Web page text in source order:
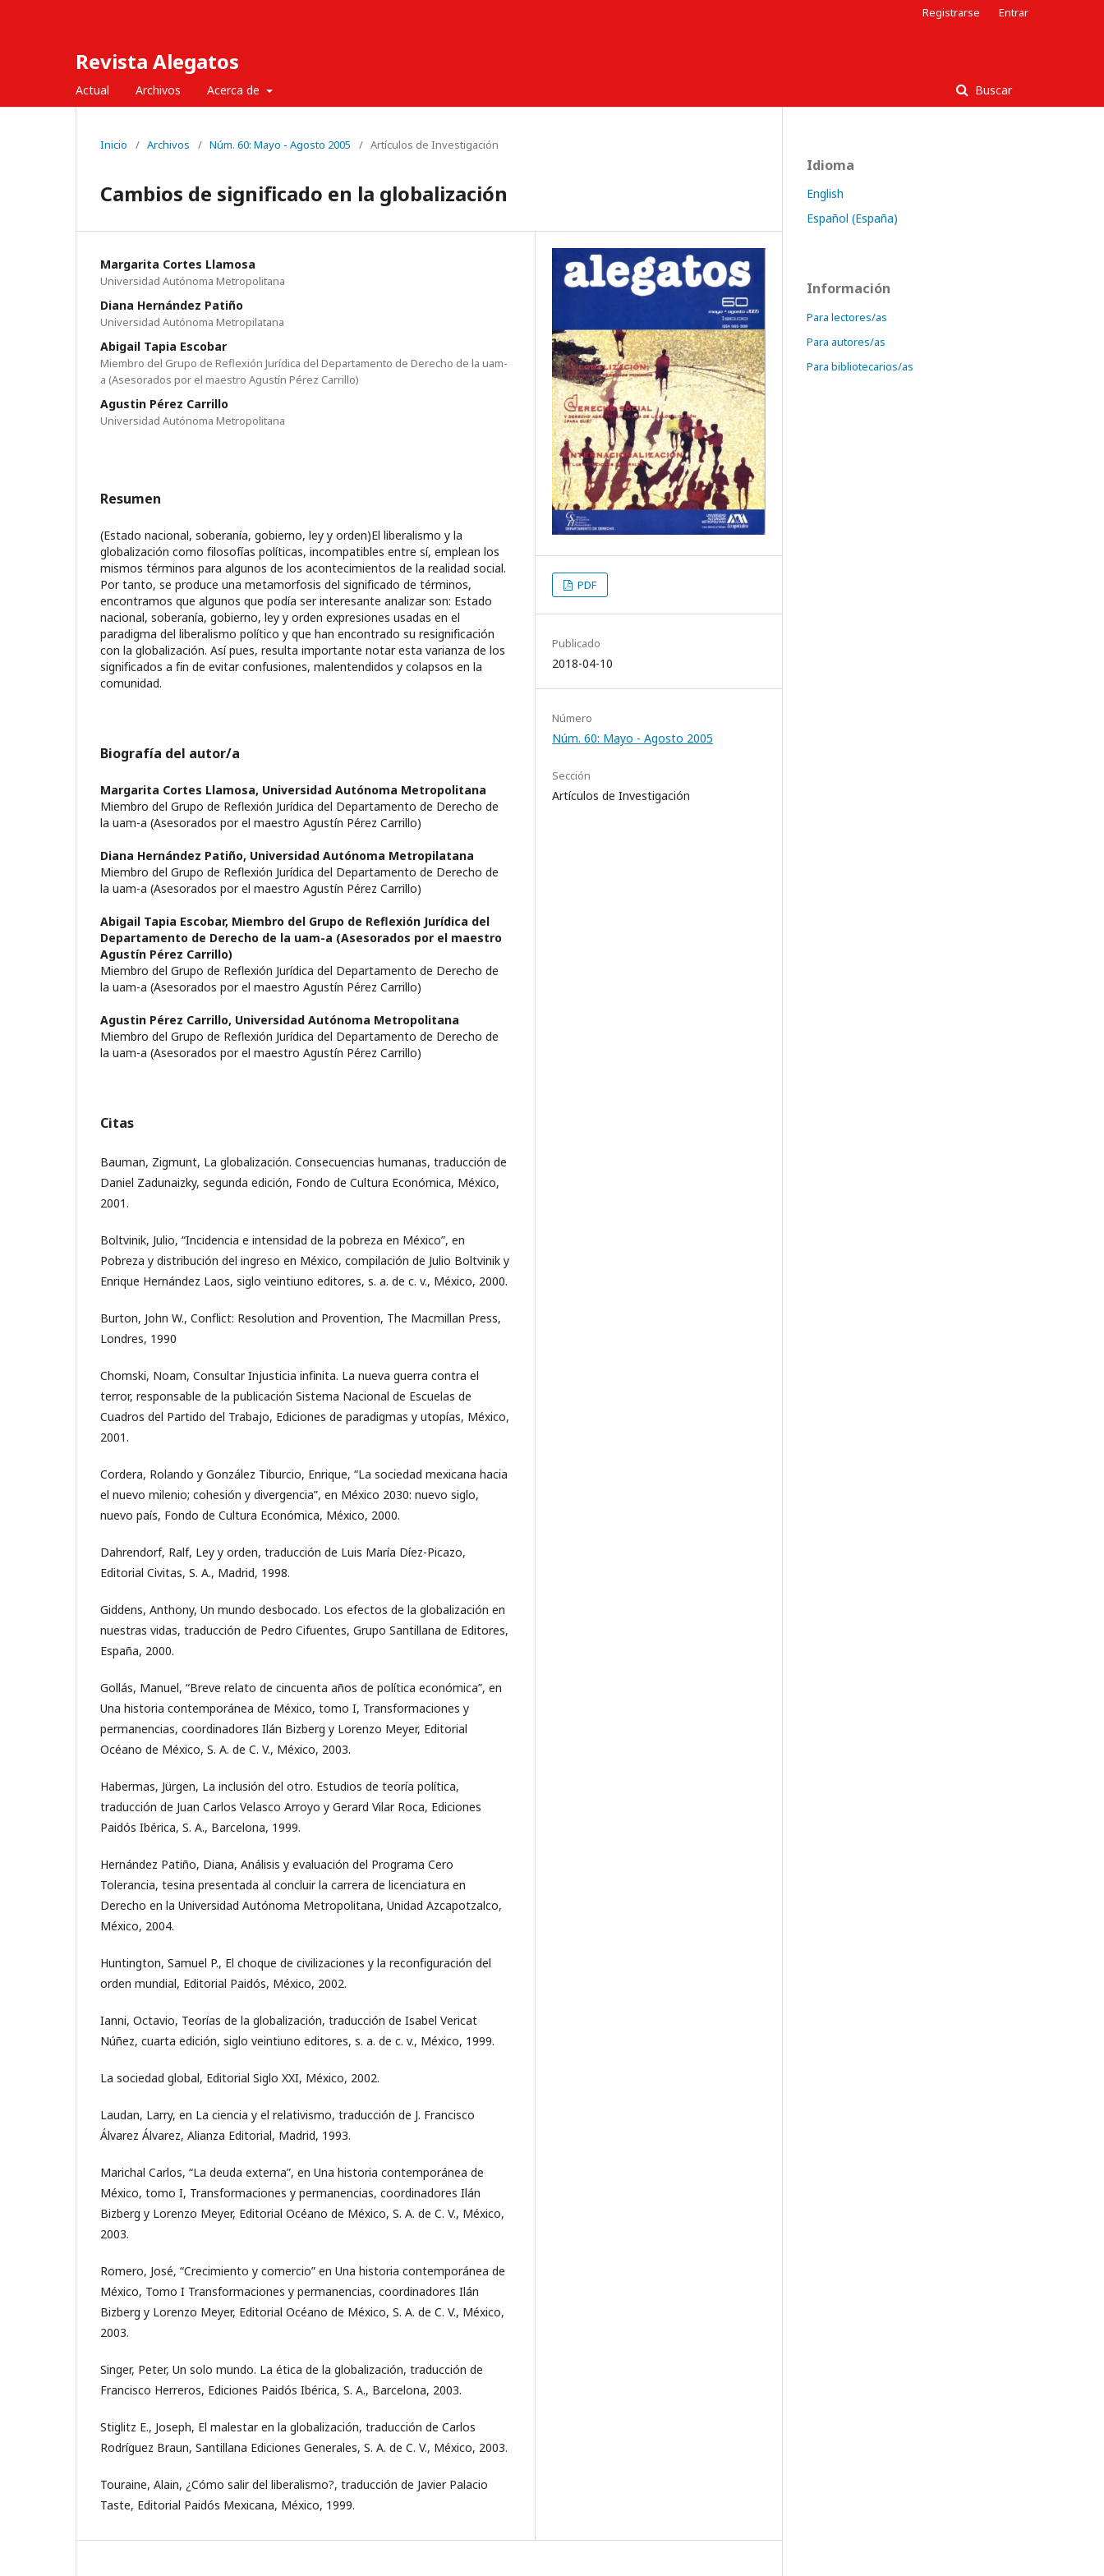
Revista Alegatos
Actual Archivos Acerca de Buscar
Registrarse Entrar
Inicio / Archivos / Núm. 60: Mayo - Agosto 2005 / Artículos de Investigación
Cambios de significado en la globalización
Margarita Cortes Llamosa
Universidad Autónoma Metropolitana
Diana Hernández Patiño
Universidad Autónoma Metropilatana
Abigail Tapia Escobar
Miembro del Grupo de Reflexión Jurídica del Departamento de Derecho de la uam-
a (Asesorados por el maestro Agustín Pérez Carrillo)
Agustin Pérez Carrillo
Universidad Autónoma Metropolitana
Resumen
(Estado nacional, soberanía, gobierno, ley y orden)El liberalismo y la
globalización como ﬁlosofías políticas, incompatibles entre sí, emplean los
mismos términos para algunos de los acontecimientos de la realidad social.
Por tanto, se produce una metamorfosis del signiﬁcado de términos,
encontramos que algunos que podía ser interesante analizar son: Estado
nacional, soberanía, gobierno, ley y orden expresiones usadas en el
paradigma del liberalismo político y que han encontrado su resigniﬁcación
con la globalización. Así pues, resulta importante notar esta varianza de los
signiﬁcados a ﬁn de evitar confusiones, malentendidos y colapsos en la
comunidad.
Biografía del autor/a
Margarita Cortes Llamosa, Universidad Autónoma Metropolitana
Miembro del Grupo de Reflexión Jurídica del Departamento de Derecho de
la uam-a (Asesorados por el maestro Agustín Pérez Carrillo)
Diana Hernández Patiño, Universidad Autónoma Metropilatana
Miembro del Grupo de Reflexión Jurídica del Departamento de Derecho de
la uam-a (Asesorados por el maestro Agustín Pérez Carrillo)
Abigail Tapia Escobar, Miembro del Grupo de Reflexión Jurídica del
Departamento de Derecho de la uam-a (Asesorados por el maestro
Agustín Pérez Carrillo)
Miembro del Grupo de Reflexión Jurídica del Departamento de Derecho de
la uam-a (Asesorados por el maestro Agustín Pérez Carrillo)
Agustin Pérez Carrillo, Universidad Autónoma Metropolitana
Miembro del Grupo de Reflexión Jurídica del Departamento de Derecho de
la uam-a (Asesorados por el maestro Agustín Pérez Carrillo)
Citas
Bauman, Zigmunt, La globalización. Consecuencias humanas, traducción de
Daniel Zadunaizky, segunda edición, Fondo de Cultura Económica, México,
2001.
Boltvinik, Julio, “Incidencia e intensidad de la pobreza en México”, en
Pobreza y distribución del ingreso en México, compilación de Julio Boltvinik y
Enrique Hernández Laos, siglo veintiuno editores, s. a. de c. v., México, 2000.
Burton, John W., Conﬂict: Resolution and Provention, The Macmillan Press,
Londres, 1990
Chomski, Noam, Consultar Injusticia inﬁnita. La nueva guerra contra el
terror, responsable de la publicación Sistema Nacional de Escuelas de
Cuadros del Partido del Trabajo, Ediciones de paradigmas y utopías, México,
2001.
Cordera, Rolando y González Tiburcio, Enrique, “La sociedad mexicana hacia
el nuevo milenio; cohesión y divergencia”, en México 2030: nuevo siglo,
nuevo país, Fondo de Cultura Económica, México, 2000.
Dahrendorf, Ralf, Ley y orden, traducción de Luis María Díez-Picazo,
Editorial Civitas, S. A., Madrid, 1998.
Giddens, Anthony, Un mundo desbocado. Los efectos de la globalización en
nuestras vidas, traducción de Pedro Cifuentes, Grupo Santillana de Editores,
España, 2000.
Gollás, Manuel, “Breve relato de cincuenta años de política económica”, en
Una historia contemporánea de México, tomo I, Transformaciones y
permanencias, coordinadores Ilán Bizberg y Lorenzo Meyer, Editorial
Océano de México, S. A. de C. V., México, 2003.
Habermas, Jürgen, La inclusión del otro. Estudios de teoría política,
traducción de Juan Carlos Velasco Arroyo y Gerard Vilar Roca, Ediciones
Paidós Ibérica, S. A., Barcelona, 1999.
Hernández Patiño, Diana, Análisis y evaluación del Programa Cero
Tolerancia, tesina presentada al concluir la carrera de licenciatura en
Derecho en la Universidad Autónoma Metropolitana, Unidad Azcapotzalco,
México, 2004.
Huntington, Samuel P., El choque de civilizaciones y la reconﬁguración del
orden mundial, Editorial Paidós, México, 2002.
Ianni, Octavio, Teorías de la globalización, traducción de Isabel Vericat
Núñez, cuarta edición, siglo veintiuno editores, s. a. de c. v., México, 1999.
La sociedad global, Editorial Siglo XXI, México, 2002.
Laudan, Larry, en La ciencia y el relativismo, traducción de J. Francisco
Álvarez Álvarez, Alianza Editorial, Madrid, 1993.
Marichal Carlos, “La deuda externa”, en Una historia contemporánea de
México, tomo I, Transformaciones y permanencias, coordinadores Ilán
Bizberg y Lorenzo Meyer, Editorial Océano de México, S. A. de C. V., México,
2003.
Romero, José, “Crecimiento y comercio” en Una historia contemporánea de
México, Tomo I Transformaciones y permanencias, coordinadores Ilán
Bizberg y Lorenzo Meyer, Editorial Océano de México, S. A. de C. V., México,
2003.
Singer, Peter, Un solo mundo. La ética de la globalización, traducción de
Francisco Herreros, Ediciones Paidós Ibérica, S. A., Barcelona, 2003.
Stiglitz E., Joseph, El malestar en la globalización, traducción de Carlos
Rodríguez Braun, Santillana Ediciones Generales, S. A. de C. V., México, 2003.
Touraine, Alain, ¿Cómo salir del liberalismo?, traducción de Javier Palacio
Taste, Editorial Paidós Mexicana, México, 1999.
PDF
Publicado
2018-04-10
Número
Núm. 60: Mayo - Agosto 2005
Sección
Artículos de Investigación
Idioma
English
Español (España)
Información
Para lectores/as
Para autores/as
Para bibliotecarios/as